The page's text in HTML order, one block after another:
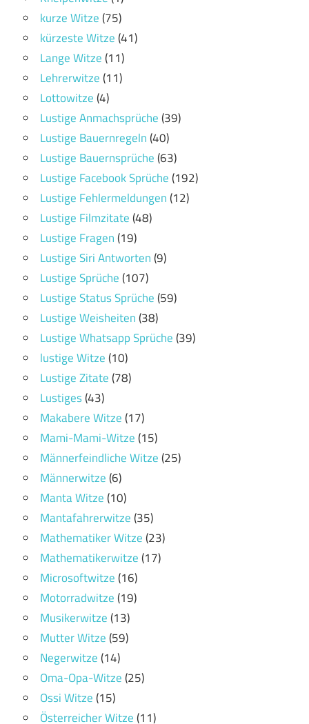
kurze Witze(75)
kürzeste Witze(41)
Lange Witze(11)
Lehrerwitze(11)
Lottowitze(4)
Lustige Anmachsprüche(39)
Lustige Bauernregeln(40)
Lustige Bauernsprüche(63)
Lustige Facebook Sprüche(192)
Lustige Fehlermeldungen(12)
Lustige Filmzitate(48)
Lustige Fragen(19)
Lustige Siri Antworten(9)
Lustige Sprüche(107)
Lustige Status Sprüche(59)
Lustige Weisheiten(38)
Lustige Whatsapp Sprüche(39)
lustige Witze(10)
Lustige Zitate(78)
Lustiges(43)
Makabere Witze(17)
Mami-Mami-Witze(15)
Männerfeindliche Witze(25)
Männerwitze(6)
Manta Witze(10)
Mantafahrerwitze(35)
Mathematiker Witze(23)
Mathematikerwitze(17)
Microsoftwitze(16)
Motorradwitze(19)
Musikerwitze(13)
Mutter Witze(59)
Negerwitze(14)
Oma-Opa-Witze(25)
Ossi Witze(15)
Österreicher Witze(11)